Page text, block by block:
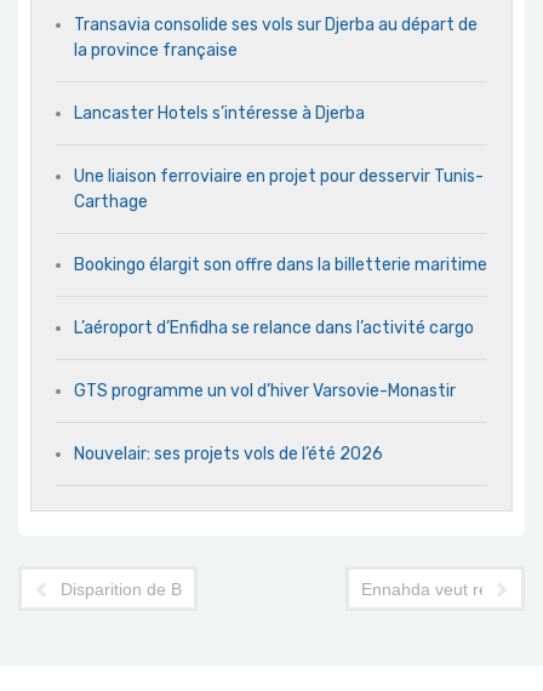
Transavia consolide ses vols sur Djerba au départ de
la province française
Lancaster Hotels s’intéresse à Djerba
Une liaison ferroviaire en projet pour desservir Tunis-
Carthage
Bookingo élargit son offre dans la billetterie maritime
L’aéroport d’Enfidha se relance dans l’activité cargo
GTS programme un vol d’hiver Varsovie-Monastir
Nouvelair: ses projets vols de l’été 2026
Disparition de Béchir Messaabi: le tourisme djerbien en deuil
Ennahda veut réunir